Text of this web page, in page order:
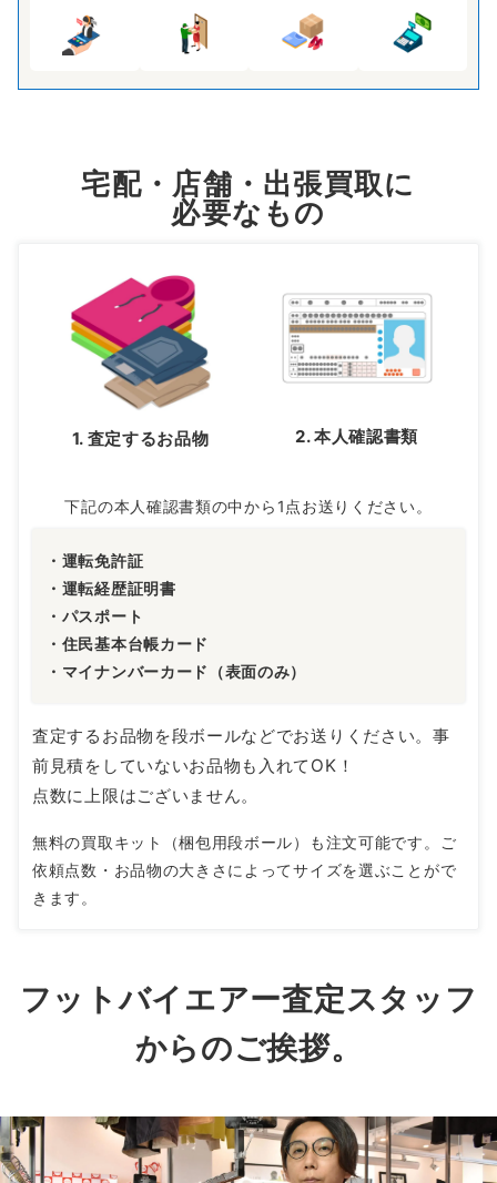
宅配・店舗・出張買取に
必要なもの
1. 査定するお品物 2. 本人確認書類
下記の本人確認書類の中から1点お送りください。
・運転免許証
・運転経歴証明書
・パスポート
・住民基本台帳カード
・マイナンバーカード（表面のみ）
査定するお品物を段ボールなどでお送りください。事
前見積をしていないお品物も入れてOK！
点数に上限はございません。
無料の買取キット（梱包用段ボール）も注文可能です。ご
依頼点数・お品物の大きさによってサイズを選ぶことがで
きます。
フットバイエアー査定スタッフ
からのご挨拶。